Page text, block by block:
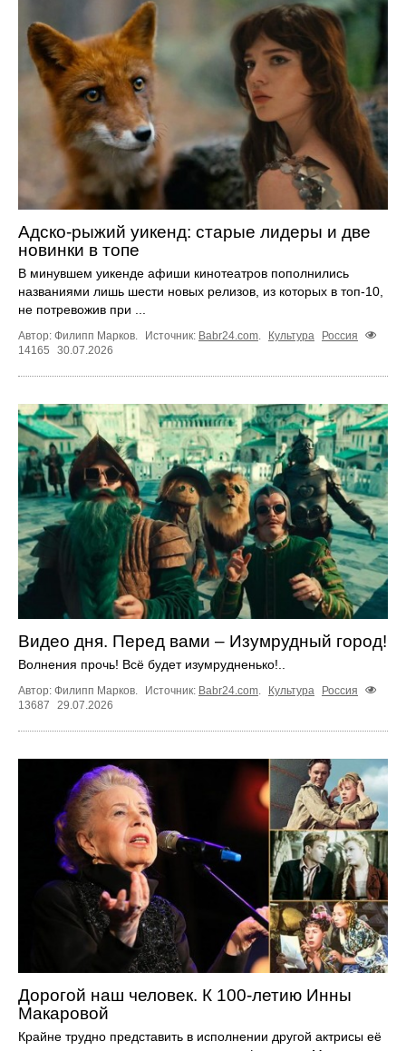
Адско-рыжий уикенд: старые лидеры и две
новинки в топе
В минувшем уикенде афиши кинотеатров пополнились
названиями лишь шести новых релизов, из которых в топ‑10,
не потревожив при ...
Автор: Филипп Марков. Источник: Babr24.com. Культура
Россия
14165
30.07.2026
Видео дня. Перед вами – Изумрудный город!
Волнения прочь! Всё будет изумрудненько!..
Автор: Филипп Марков. Источник: Babr24.com Культура
Россия
13687
29.07.2026
Дорогой наш человек. К 100‑летию Инны
Макаровой
Крайне трудно представить в исполнении другой актрисы её